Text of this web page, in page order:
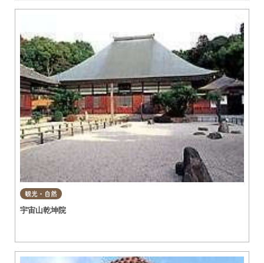
観光・自然
宇宙山乾坤院